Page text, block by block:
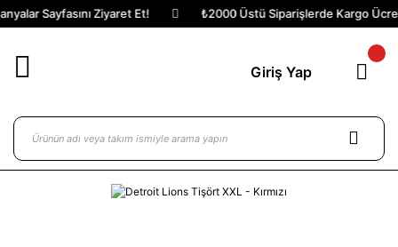
Sayfasını Ziyaret Et! ₺2000 Üstü Siparişlerde Kargo
Giriş Yap